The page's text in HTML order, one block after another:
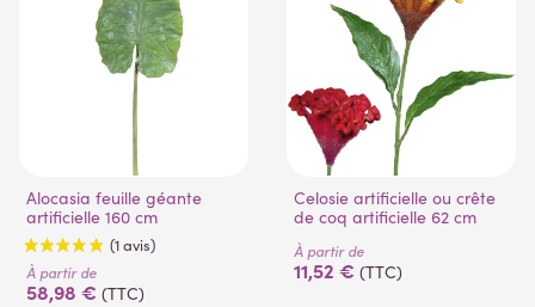
Alocasia feuille géante
artificielle 160 cm
À partir de
58,98 € (TTC)
Celosie artificielle ou crête
de coq artificielle 62 cm
À partir de
11,52 € (TTC)